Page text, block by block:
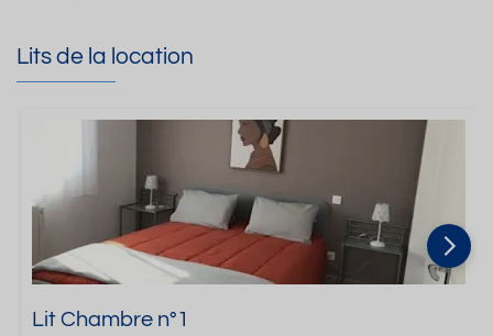
Lits de la location
Lit Chambre n°1